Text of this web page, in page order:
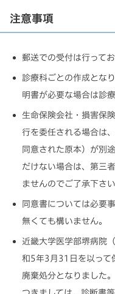
注意事項
郵送での受付は行ってお
診療科ごとの作成とな
明書が必要な場合は診
生命保険会社・損害保
行を委任される場合は
同意された原本）が別
だけない場合は、第三
ませんのでご了承下さい
同意書については必要
無くても構いません。
近畿大学医学部堺病院
和5年3月31日を以って
廃棄処分となりました。